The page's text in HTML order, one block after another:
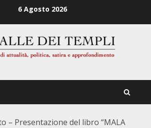
6 Agosto 2026
– Presentazione del libro “MALA